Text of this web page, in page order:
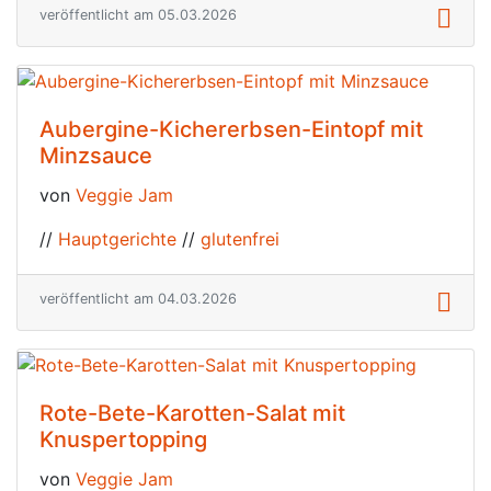
veröffentlicht am 05.03.2026
Aubergine-Kichererbsen-Eintopf mit
Minzsauce
von Veggie Jam
// Hauptgerichte // glutenfrei
veröffentlicht am 04.03.2026
Rote-Bete-Karotten-Salat mit
Knuspertopping
von Veggie Jam